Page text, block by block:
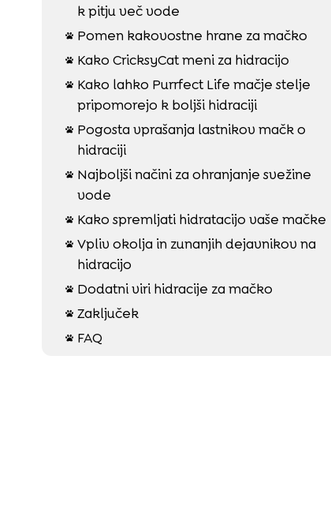
k pitju več vode
 Pomen kakovostne hrane za mačko
 Kako CricksyCat meni za hidracijo

Kako lahko Purrfect Life mačje stelje
pripomorejo k boljši hidraciji

Pogosta vprašanja lastnikov mačk o
hidraciji

Najboljši načini za ohranjanje svežine
vode
 Kako spremljati hidratacijo vaše mačke
 Vpliv okolja in zunanjih dejavnikov na
hidracijo
 Dodatni viri hidracije za mačko
 Zaključek
 FAQ